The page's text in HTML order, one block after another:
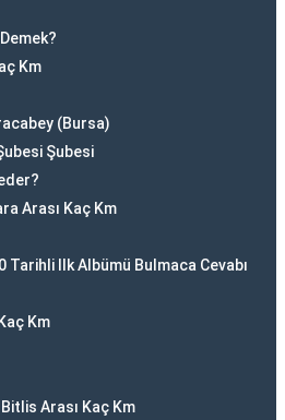
Km
(Bursa)
Şubesi
Arası Kaç Km
Tarihli Ilk Albümü Bulmaca Cevabı
Km
Arası Kaç Km